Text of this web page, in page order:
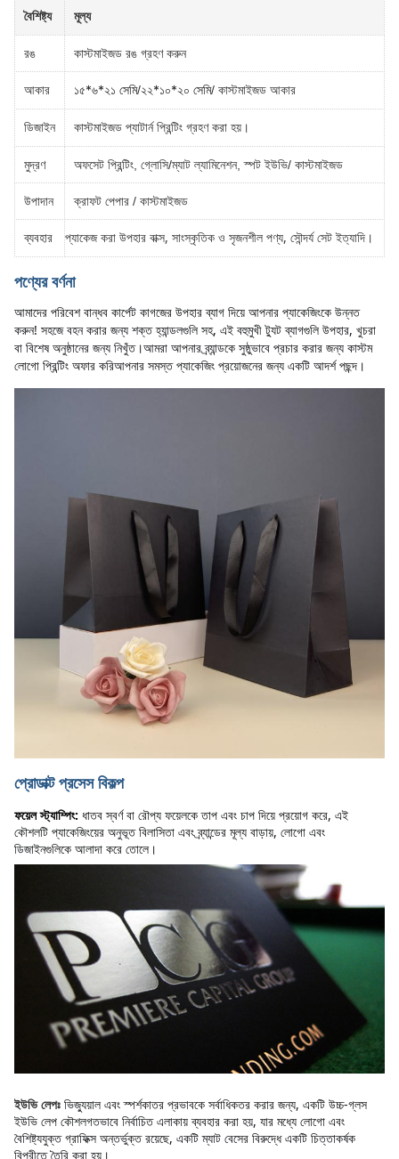
বৈশিষ্ট্য মূল্য
রঙ কাস্টমাইজড রঙ গ্রহণ করুন
আকার ১৫*৬*২১ সেমি/২২*১০*২০ সেমি/ কাস্টমাইজড আকার
ডিজাইন কাস্টমাইজড প্যাটার্ন প্রিন্টিং গ্রহণ করা হয়।
মুদ্রণ অফসেট প্রিন্টিং, গ্লোসি/ম্যাট ল্যামিনেশন, স্পট ইউভি/ কাস্টমাইজড
উপাদান ক্রাফট পেপার / কাস্টমাইজড
ব্যবহার প্যাকেজ করা উপহার বাক্স, সাংস্কৃতিক ও সৃজনশীল পণ্য, সৌন্দর্য সেট ইত্যাদি।
পণ্যের বর্ণনা
আমাদের পরিবেশ বান্ধব কার্পেট কাগজের উপহার ব্যাগ দিয়ে আপনার প্যাকেজিংকে উন্নত
করুন! সহজে বহন করার জন্য শক্ত হ্যান্ডলগুলি সহ, এই বহুমুখী ট্যুট ব্যাগগুলি উপহার, খুচরা
বা বিশেষ অনুষ্ঠানের জন্য নিখুঁত।আমরা আপনার ব্র্যান্ডকে সুষ্ঠুভাবে প্রচার করার জন্য কাস্টম
লোগো প্রিন্টিং অফার করিআপনার সমস্ত প্যাকেজিং প্রয়োজনের জন্য একটি আদর্শ পছন্দ।
প্রোডাক্ট প্রসেস বিকল্প
ফয়েল স্ট্যাম্পিং: ধাতব স্বর্ণ বা রৌপ্য ফয়েলকে তাপ এবং চাপ দিয়ে প্রয়োগ করে, এই
কৌশলটি প্যাকেজিংয়ের অনুভূত বিলাসিতা এবং ব্র্যান্ডের মূল্য বাড়ায়, লোগো এবং
ডিজাইনগুলিকে আলাদা করে তোলে।
ইউভি লেপঃ ভিজ্যুয়াল এবং স্পর্শকাতর প্রভাবকে সর্বাধিকতর করার জন্য, একটি উচ্চ-গ্লস
ইউভি লেপ কৌশলগতভাবে নির্বাচিত এলাকায় ব্যবহার করা হয়, যার মধ্যে লোগো এবং
বৈশিষ্ট্যযুক্ত গ্রাফিক্স অন্তর্ভুক্ত রয়েছে, একটি ম্যাট বেসের বিরুদ্ধে একটি চিত্তাকর্ষক
বিপরীতে তৈরি করা হয়।